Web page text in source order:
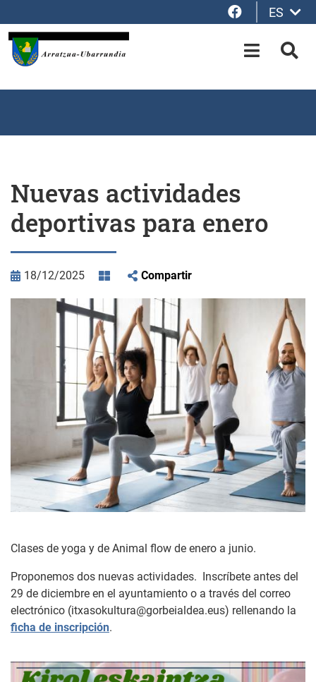
Facebook
ES
OPEN-
Nuevas actividades
deportivas para enero
18/12/2025 Compartir
Clases de yoga y de Animal flow de enero a junio.
Proponemos dos nuevas actividades. Inscríbete antes del
29 de diciembre en el ayuntamiento o a través del correo
electrónico (itxasokultura@gorbeialdea.eus) rellenando la
ficha de inscripción.